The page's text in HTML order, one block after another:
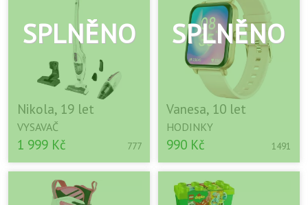
Nikola, 19 let
VYSAVAČ
1 999 Kč 777
Vanesa, 10 let
HODINKY
990 Kč 1491